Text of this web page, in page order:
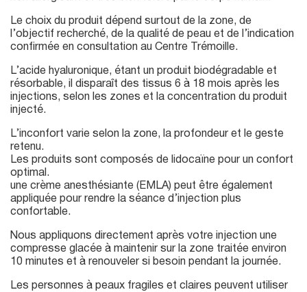
Le choix du produit dépend surtout de la zone, de
l’objectif recherché, de la qualité de peau et de l’indication
confirmée en consultation au Centre Trémoille.
L’acide hyaluronique, étant un produit biodégradable et
résorbable, il disparaît des tissus 6 à 18 mois après les
injections, selon les zones et la concentration du produit
injecté.
L’inconfort varie selon la zone, la profondeur et le geste
retenu.
Les produits sont composés de lidocaïne pour un confort
optimal.
une crème anesthésiante (EMLA) peut être également
appliquée pour rendre la séance d’injection plus
confortable.
Nous appliquons directement après votre injection une
compresse glacée à maintenir sur la zone traitée environ
10 minutes et à renouveler si besoin pendant la journée.
Les personnes à peaux fragiles et claires peuvent utiliser